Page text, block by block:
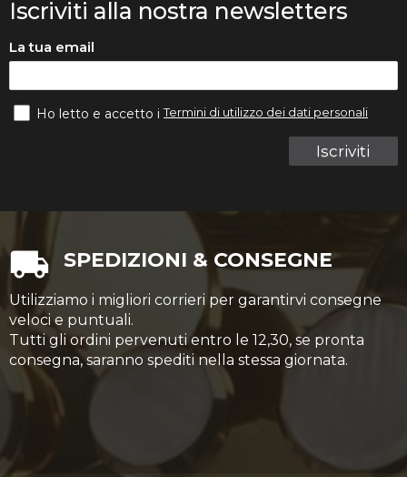
Iscriviti alla nostra newsletters
La tua email
Iscriviti
Ho letto e accetto iTermini di utilizzo dei dati personali
SPEDIZIONI & CONSEGNE
Utilizziamo i migliori corrieri per garantirvi consegne
veloci e puntuali.
Tutti gli ordini pervenuti entro le 12,30, se pronta
consegna, saranno spediti nella stessa giornata.